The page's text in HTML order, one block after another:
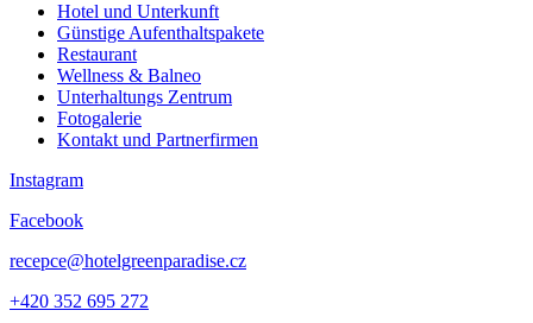
Hotel und Unterkunft
Günstige Aufenthaltspakete
Restaurant
Wellness & Balneo
Unterhaltungs Zentrum
Fotogalerie
Kontakt und Partnerfirmen
Instagram
Facebook
recepce@hotelgreenparadise.cz
+420 352 695 272